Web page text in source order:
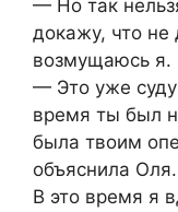
— Но так
докажу, что не
возмущаюсь я.
— Это уже
время ты был
была твоим
объяснила Оля.
В это время я